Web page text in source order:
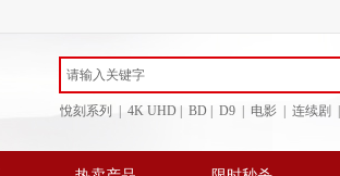
悅刻系列 | 4K UHD | BD | D9 | 电影 | 连续剧 |